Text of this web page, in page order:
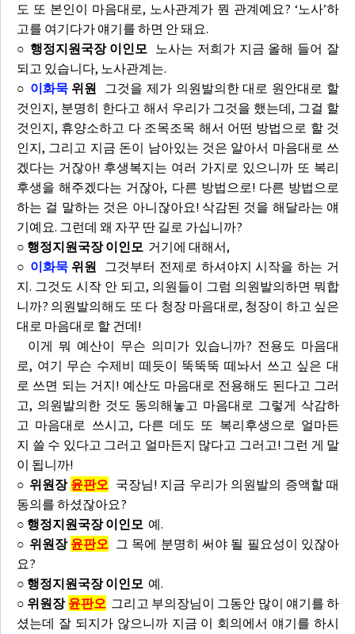
도 또 본인이 마음대로, 노사관계가 뭔 관계예요? ‘노사’하
고를 여기다가 얘기를 하면 안 돼요.
○ 행정지원국장 이인모 노사는 저희가 지금 올해 들어 잘
되고 있습니다, 노사관계는.
○ 이화묵위원
그것을 제가 의원발의한 대로 원안대로 할
것인지, 분명히 한다고 해서 우리가 그것을 했는데, 그걸 할
것인지, 휴양소하고 다 조목조목 해서 어떤 방법으로 할 것
인지, 그리고 지금 돈이 남아있는 것은 알아서 마음대로 쓰
겠다는 거잖아! 후생복지는 여러 가지로 있으니까 또 복리
후생을 해주겠다는 거잖아, 다른 방법으로! 다른 방법으로
하는 걸 말하는 것은 아니잖아요! 삭감된 것을 해달라는 얘
기예요. 그런데 왜 자꾸 딴 길로 가십니까?
○ 행정지원국장 이인모 거기에 대해서,
○ 이화묵위원
그것부터 전제로 하셔야지 시작을 하는 거
지. 그것도 시작 안 되고, 의원들이 그럼 의원발의하면 뭐합
니까? 의원발의해도 또 다 청장 마음대로, 청장이 하고 싶은
대로 마음대로 할 건데!
이게 뭐 예산이 무슨 의미가 있습니까? 전용도 마음대
로, 여기 무슨 수제비 떼듯이 뚝뚝뚝 떼놔서 쓰고 싶은 대
로 쓰면 되는 거지! 예산도 마음대로 전용해도 된다고 그러
고, 의원발의한 것도 동의해놓고 마음대로 그렇게 삭감하
고 마음대로 쓰시고, 다른 데도 또 복리후생으로 얼마든
지 쓸 수 있다고 그러고 얼마든지 많다고 그러고! 그런 게 말
이 됩니까!
○ 위원장 윤판오 국장님! 지금 우리가 의원발의 증액할 때
동의를 하셨잖아요?
○ 행정지원국장 이인모 예.
○ 위원장 윤판오 그 목에 분명히 써야 될 필요성이 있잖아
요?
○ 행정지원국장 이인모 예.
○ 위원장 윤판오그리고 부의장님이 그동안 많이 얘기를 하
셨는데 잘 되지가 않으니까 지금 이 회의에서 얘기를 하시